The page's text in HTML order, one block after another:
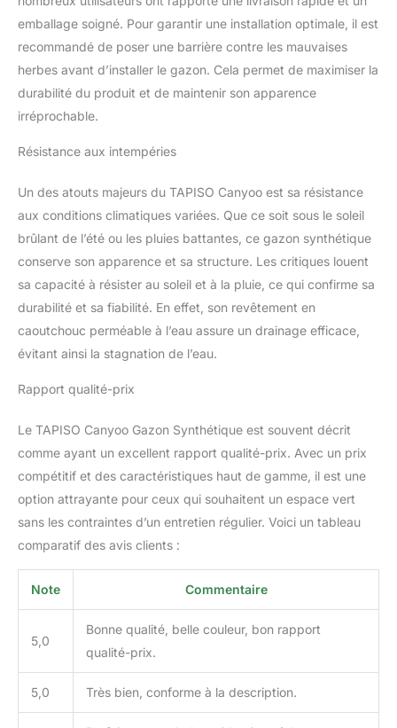
des équipements pour
sols offre des produits
de très haute qualité. La
garantie de retour de
commande de 100 jours
aider tout au long du
processus d'achat.
emballage soigné. Pour garantir une installation optimale, il est
recommandé de poser une barrière contre les mauvaises
herbes avant d’installer le gazon. Cela permet de maximiser la
durabilité du produit et de maintenir son apparence
irréprochable.
Résistance aux intempéries
Un des atouts majeurs du TAPISO Canyoo est sa résistance
aux conditions climatiques variées. Que ce soit sous le soleil
brûlant de l’été ou les pluies battantes, ce gazon synthétique
conserve son apparence et sa structure. Les critiques louent
sa capacité à résister au soleil et à la pluie, ce qui confirme sa
durabilité et sa fiabilité. En effet, son revêtement en
caoutchouc perméable à l’eau assure un drainage efficace,
évitant ainsi la stagnation de l’eau.
Rapport qualité-prix
Le TAPISO Canyoo Gazon Synthétique est souvent décrit
comme ayant un excellent rapport qualité-prix. Avec un prix
compétitif et des caractéristiques haut de gamme, il est une
option attrayante pour ceux qui souhaitent un espace vert
sans les contraintes d’un entretien régulier. Voici un tableau
comparatif des avis clients :
Note Commentaire
5,0
Bonne qualité, belle couleur, bon rapport
qualité-prix.
5,0 Très bien, conforme à la description.